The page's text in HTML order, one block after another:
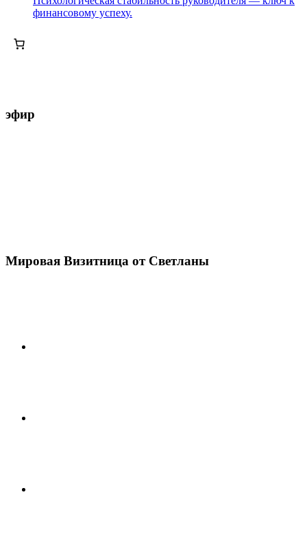
финансовому успеху.
эфир
Мировая Визитница от Светланы